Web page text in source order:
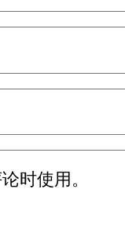
时使用。